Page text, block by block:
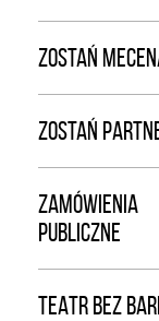
ZOSTAŃ
ZOSTAŃ
ZAMÓWIENIA
PUBLICZNE
TEATR BEZ